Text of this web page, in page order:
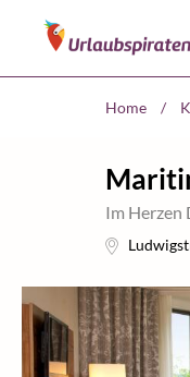
Home /
Im Herzen